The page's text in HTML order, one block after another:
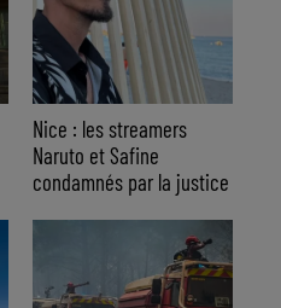
Nice : les streamers
Naruto et Safine
condamnés par la justice